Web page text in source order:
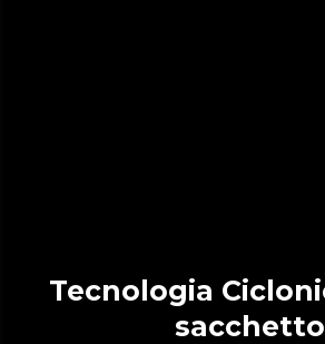
Tecnologia Ciclonica senza
sacchetto